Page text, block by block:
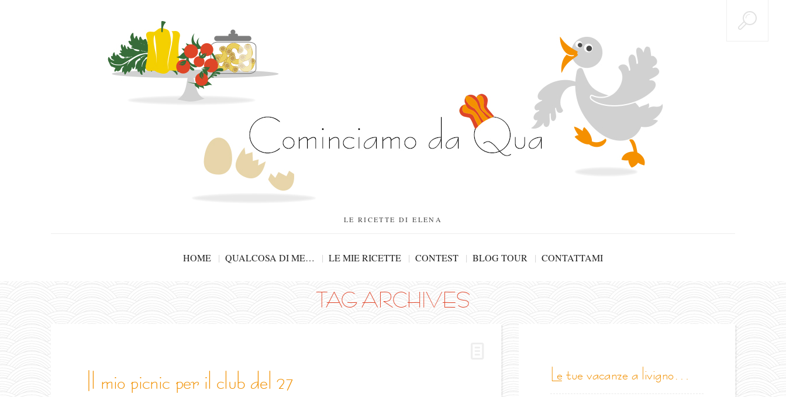
LE RICETTE DI ELENA
HOME QUALCOSA DI ME… LE MIE RICETTE CONTEST BLOG TOUR CONTATTAMI
TAG ARCHIVES
il mio picnic per il club del 27 le tue vacanze a livigno…